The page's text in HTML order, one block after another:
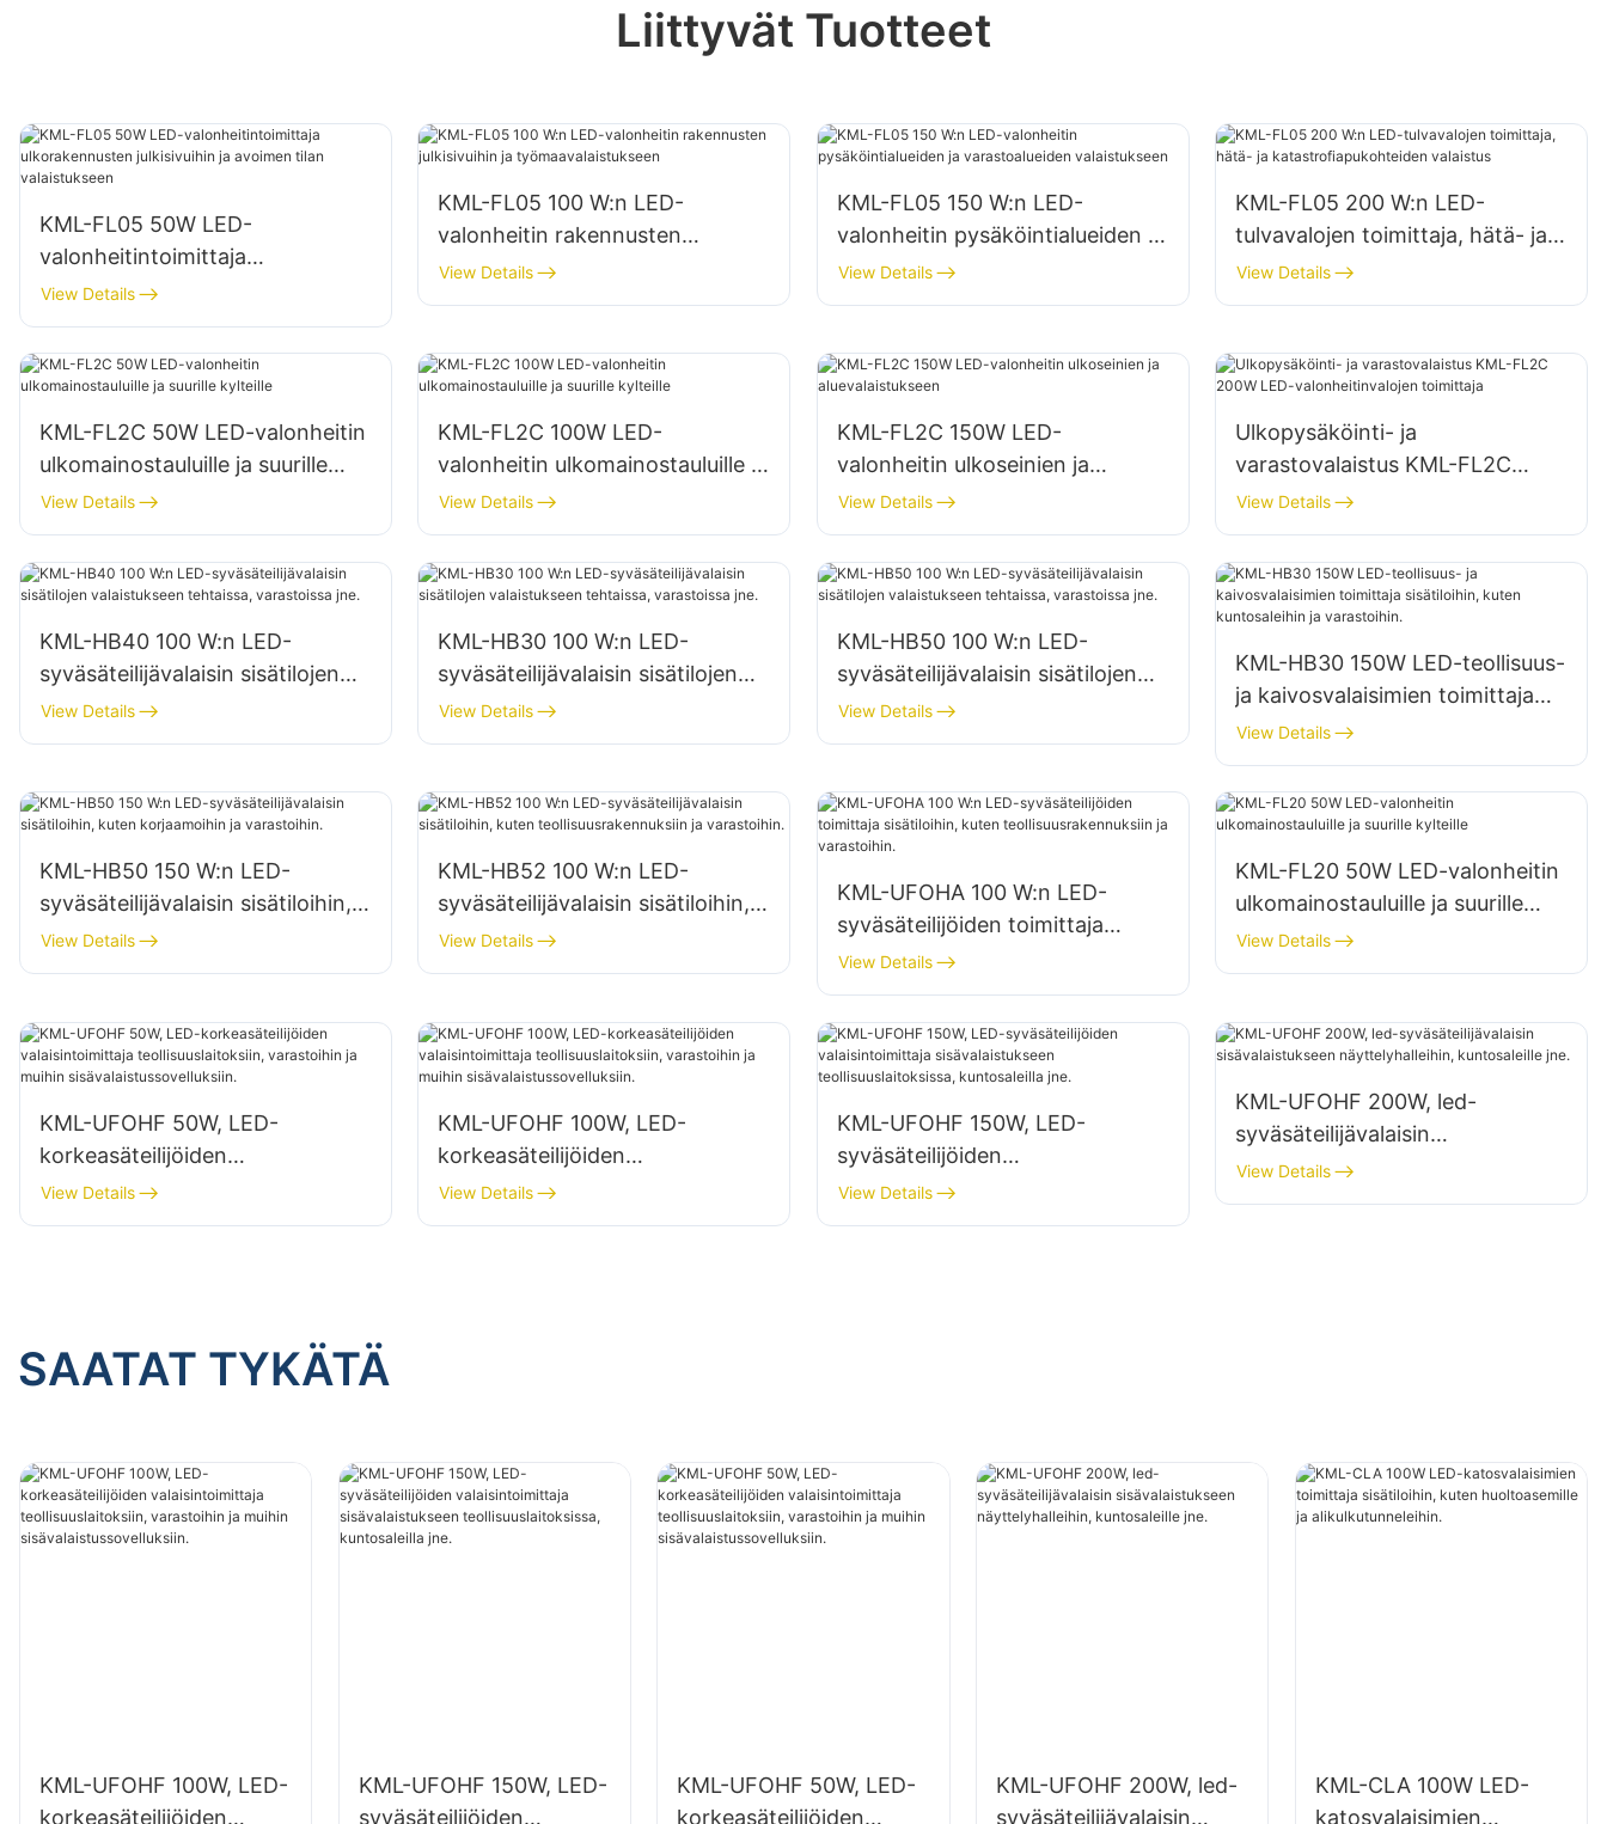
Liittyvät Tuotteet
KML-FL05 50W LED-
valonheitintoimittaja
ulkorakennusten julkisivuihin ja
avoimen tilan valaistukseen
View Details
KML-FL05 100 W:n LED-
valonheitin rakennusten
julkisivuihin ja
työmaavalaistukseen
View Details
KML-FL05 150 W:n LED-
valonheitin pysäköintialueiden ja
varastoalueiden valaistukseen
View Details
KML-FL05 200 W:n LED-
tulvavalojen toimittaja, hätä- ja
katastrofiapukohteiden valaistus
View Details
KML-FL2C 50W LED-valonheitin
ulkomainostauluille ja suurille
kylteille
View Details
KML-FL2C 100W LED-
valonheitin ulkomainostauluille ja
suurille kylteille
View Details
KML-FL2C 150W LED-
valonheitin ulkoseinien ja
aluevalaistukseen
View Details
Ulkopysäköinti- ja
varastovalaistus KML-FL2C
200W LED-valonheitinvalojen
toimittaja
View Details
KML-HB40 100 W:n LED-
syväsäteilijävalaisin sisätilojen
valaistukseen tehtaissa,
varastoissa jne.
View Details
KML-HB30 100 W:n LED-
syväsäteilijävalaisin sisätilojen
valaistukseen tehtaissa,
varastoissa jne.
View Details
KML-HB50 100 W:n LED-
syväsäteilijävalaisin sisätilojen
valaistukseen tehtaissa,
varastoissa jne.
View Details
KML-HB30 150W LED-teollisuus-
ja kaivosvalaisimien toimittaja
sisätiloihin, kuten kuntosaleihin
ja varastoihin.
View Details
KML-HB50 150 W:n LED-
syväsäteilijävalaisin sisätiloihin,
kuten korjaamoihin ja
varastoihin.
View Details
KML-HB52 100 W:n LED-
syväsäteilijävalaisin sisätiloihin,
kuten teollisuusrakennuksiin ja
varastoihin.
View Details
KML-UFOHA 100 W:n LED-
syväsäteilijöiden toimittaja
sisätiloihin, kuten
teollisuusrakennuksiin ja
varastoihin.
View Details
KML-FL20 50W LED-valonheitin
ulkomainostauluille ja suurille
kylteille
View Details
KML-UFOHF 50W, LED-
korkeasäteilijöiden
valaisintoimittaja
teollisuuslaitoksiin, varastoihin ja
View Details
KML-UFOHF 100W, LED-
korkeasäteilijöiden
valaisintoimittaja
teollisuuslaitoksiin, varastoihin ja
View Details
KML-UFOHF 150W, LED-
syväsäteilijöiden
valaisintoimittaja
sisävalaistukseen
View Details
KML-UFOHF 200W, led-
syväsäteilijävalaisin
sisävalaistukseen
näyttelyhalleihin, kuntosaleille
View Details
SAATAT TYKÄTÄ
KML-UFOHF 100W, LED-
korkeasäteilijöiden
KML-UFOHF 150W, LED-
syväsäteilijöiden
KML-UFOHF 50W, LED-
korkeasäteilijöiden
KML-UFOHF 200W, led-
syväsäteilijävalaisin
KML-CLA 100W LED-
katosvalaisimien